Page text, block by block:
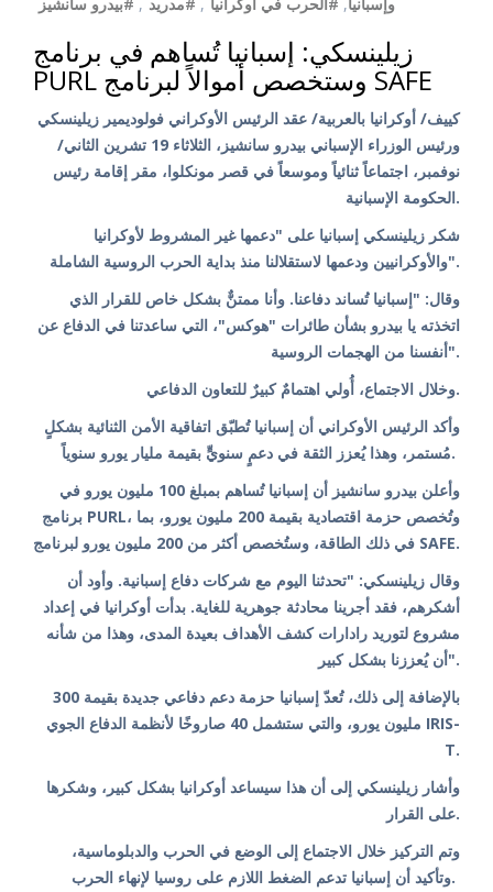
زيلينسكي: إسبانيا تُساهم في برنامج
PURL وستخصص أموالاً لبرنامج SAFE
كييف/ أوكرانيا بالعربية/ عقد الرئيس الأوكراني فولوديمير زيلينسكي
ورئيس الوزراء الإسباني بيدرو سانشيز، الثلاثاء 19 تشرين الثاني/
نوفمبر، اجتماعاً ثنائياً وموسعاً في قصر مونكلوا، مقر إقامة رئيس
الحكومة الإسبانية.
شكر زيلينسكي إسبانيا على "دعمها غير المشروط لأوكرانيا
والأوكرانيين ودعمها لاستقلالنا منذ بداية الحرب الروسية الشاملة".
وقال: "إسبانيا تُساند دفاعنا. وأنا ممتنٌّ بشكل خاص للقرار الذي
اتخذته يا بيدرو بشأن طائرات "هوكس"، التي ساعدتنا في الدفاع عن
أنفسنا من الهجمات الروسية".
وخلال الاجتماع، أُولي اهتمامٌ كبيرٌ للتعاون الدفاعي.
مُستمر، وهذا يُعزز الثقة في دعمٍ سنويٍّ بقيمة مليار يورو سنوياً.
وأعلن بيدرو سانشيز أن إسبانيا تُساهم بمبلغ 100 مليون يورو في
برنامج PURL، وتُخصص حزمة اقتصادية بقيمة 200 مليون يورو، بما
في ذلك الطاقة، وستُخصص أكثر من 200 مليون يورو لبرنامج SAFE.
وقال زيلينسكي: "تحدثنا اليوم مع شركات دفاع إسبانية. وأود أن
أشكرهم، فقد أجرينا محادثة جوهرية للغاية. بدأت أوكرانيا في إعداد
مشروع لتوريد رادارات كشف الأهداف بعيدة المدى، وهذا من شأنه
أن يُعززنا بشكل كبير".
بالإضافة إلى ذلك، تُعدّ إسبانيا حزمة دعم دفاعي جديدة بقيمة 300
مليون يورو، والتي ستشمل 40 صاروخًا لأنظمة الدفاع الجوي IRIS-
T.
وأشار زيلينسكي إلى أن هذا سيساعد أوكرانيا بشكل كبير، وشكرها
على القرار.
وتم التركيز خلال الاجتماع إلى الوضع في الحرب والدبلوماسية،
وتأكيد أن إسبانيا تدعم الضغط اللازم على روسيا لإنهاء الحرب.